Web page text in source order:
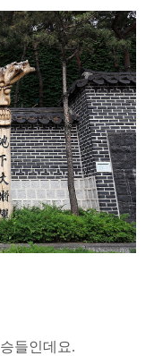
들인데요.